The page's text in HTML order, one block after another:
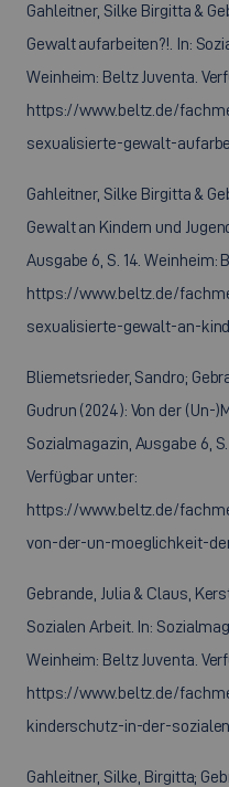
Gahleitner, Silke Birgitta &
Gewalt aufarbeiten?!. In:
Weinheim: Beltz Juventa.
https://www.beltz.de/
sexualisierte-gewalt-
Gahleitner, Silke Birgitta &
Gewalt an Kindern und
Ausgabe 6, S. 14. Weinheim:
https://www.beltz.de/
sexualisierte-gewalt-an-
Bliemetsrieder, Sandro;
Gudrun (2024): Von der (Un-
Sozialmagazin, Ausgabe 6,
Verfügbar unter:
https://www.beltz.de/
von-der-un-moeglichkeit-
Gebrande, Julia & Claus,
Sozialen Arbeit. In:
Weinheim: Beltz Juventa.
https://www.beltz.de/
kinderschutz-in-der-
Gahleitner, Silke, Birgitta;